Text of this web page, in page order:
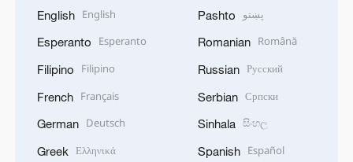
English English
Esperanto Esperanto
Filipino Filipino
French Français
German Deutsch
Greek Ελληνικά
Pashto پښتو
Romanian Română
Russian Русский
Serbian Српски
Sinhala සිංහල
Spanish Español